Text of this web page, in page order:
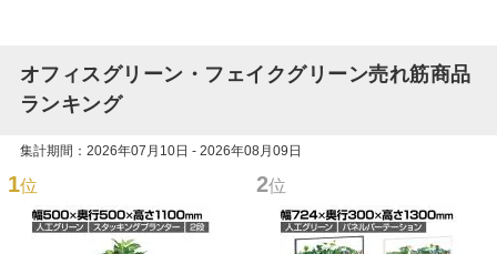
オフィスグリーン・フェイクグリーン売れ筋商品
ランキング
集計期間：2026年07月10日 - 2026年08月09日
1位 2位